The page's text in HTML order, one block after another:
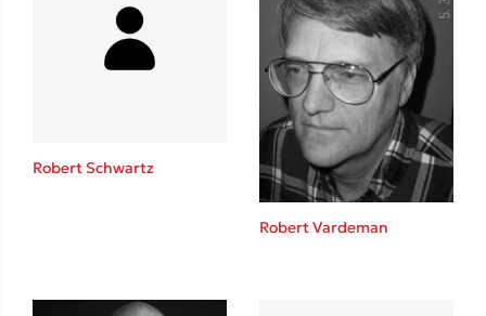
Παύλος Καστανάς
Robert Schwartz
Robert Vardeman